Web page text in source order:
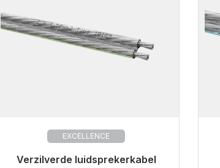
EXCELLENCE
Verzilverde luidsprekerkabel
Klaar voor onmiddellijke verzending,